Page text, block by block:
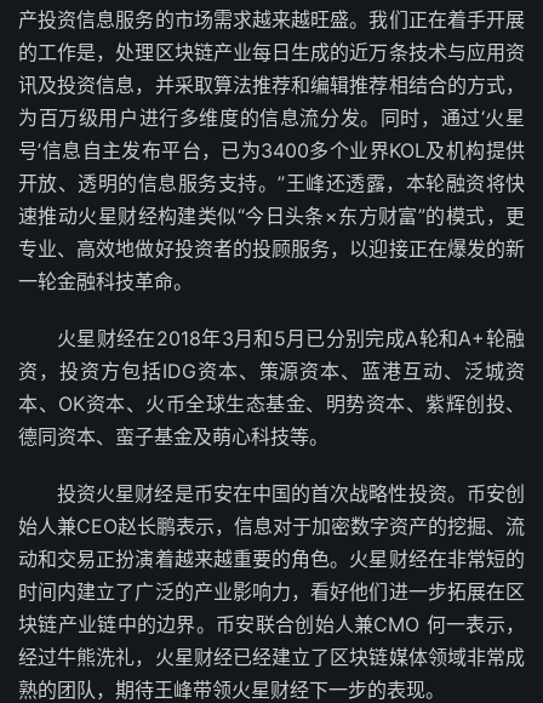
产投资信息服务的市场需求越来越旺盛。我们正在着手开展
的工作是，处理区块链产业每日生成的近万条技术与应用资
讯及投资信息，并采取算法推荐和编辑推荐相结合的方式，
为百万级用户进行多维度的信息流分发。同时，通过‘火星
号’信息自主发布平台，已为3400多个业界KOL及机构提供
开放、透明的信息服务支持。”王峰还透露，本轮融资将快
速推动火星财经构建类似“今日头条×东方财富”的模式，更
专业、高效地做好投资者的投顾服务，以迎接正在爆发的新
一轮金融科技革命。
火星财经在2018年3月和5月已分别完成A轮和A+轮融
资，投资方包括IDG资本、策源资本、蓝港互动、泛城资
本、OK资本、火币全球生态基金、明势资本、紫辉创投、
德同资本、蛮子基金及萌心科技等。
投资火星财经是币安在中国的首次战略性投资。币安创
始人兼CEO赵长鹏表示，信息对于加密数字资产的挖掘、流
动和交易正扮演着越来越重要的角色。火星财经在非常短的
时间内建立了广泛的产业影响力，看好他们进一步拓展在区
块链产业链中的边界。币安联合创始人兼CMO 何一表示，
经过牛熊洗礼，火星财经已经建立了区块链媒体领域非常成
熟的团队，期待王峰带领火星财经下一步的表现。